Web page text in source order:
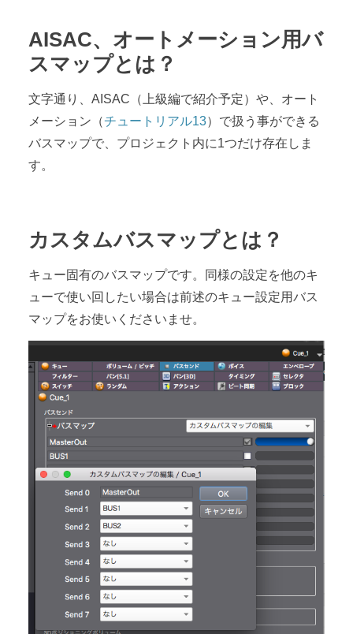
AISAC、オートメーション用バ
スマップとは？
文字通り、AISAC（上級編で紹介予定）や、オート
メーション（チュートリアル13）で扱う事ができる
バスマップで、プロジェクト内に1つだけ存在しま
す。
カスタムバスマップとは？
キュー固有のバスマップです。同様の設定を他のキ
ューで使い回したい場合は前述のキュー設定用バス
マップをお使いくださいませ。